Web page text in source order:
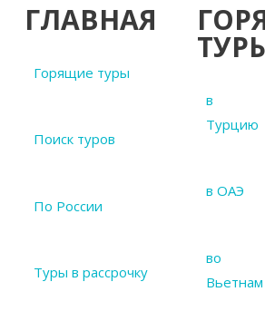
ГЛАВНАЯ
Горящие туры
Поиск туров
По России
Туры в рассрочку
в
Турцию
в ОАЭ
во
Вьетнам